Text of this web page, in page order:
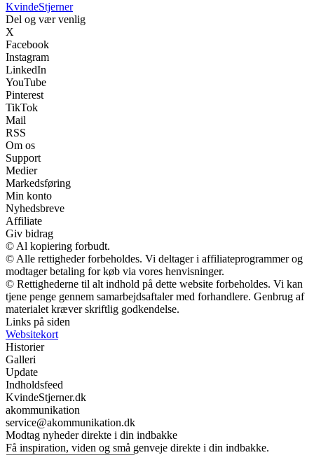
KvindeStjerner
Del og vær venlig
X
Facebook
Instagram
LinkedIn
YouTube
Pinterest
TikTok
Mail
RSS
Om os
Support
Medier
Markedsføring
Min konto
Nyhedsbreve
Affiliate
Giv bidrag
© Al kopiering forbudt.
© Alle rettigheder forbeholdes. Vi deltager i affiliateprogrammer og
modtager betaling for køb via vores henvisninger.
© Rettighederne til alt indhold på dette website forbeholdes. Vi kan
tjene penge gennem samarbejdsaftaler med forhandlere. Genbrug af
materialet kræver skriftlig godkendelse.
Links på siden
Websitekort
Historier
Galleri
Update
Indholdsfeed
KvindeStjerner.dk
akommunikation
service@akommunikation.dk
Modtag nyheder direkte i din indbakke
Få inspiration, viden og små genveje direkte i din indbakke.